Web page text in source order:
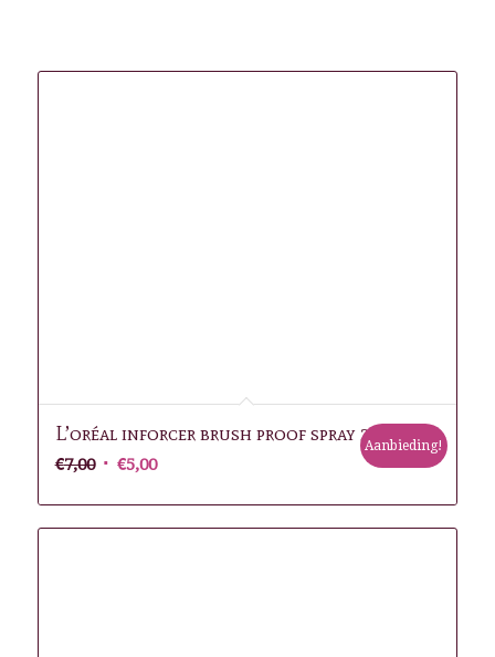
L’oréal inforcer brush proof spray 37g
€7,00 Oorspronkelijke
was:
€5,00Huidige
is:
Aanbieding!